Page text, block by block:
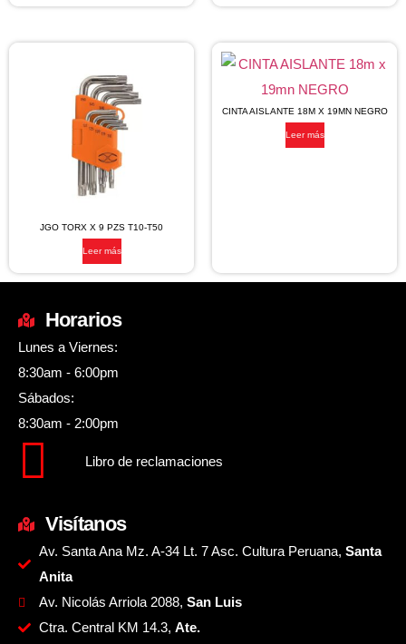
JGO TORX X 9 PZS T10-T50
Leer más
CINTA AISLANTE 18M X 19MN NEGRO
Leer más
Horarios
Lunes a Viernes:
8:30am - 6:00pm
Sábados:
8:30am - 2:00pm
Libro de reclamaciones
Visítanos
Av. Santa Ana Mz. A-34 Lt. 7 Asc. Cultura Peruana, Santa
Anita
Av. Nicolás Arriola 2088, San Luis
Ctra. Central KM 14.3, Ate.